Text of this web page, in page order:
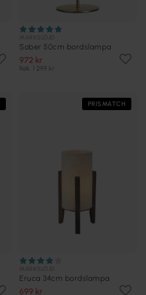
Sober 50cm bordslampa
972 kr
Rek. 1 299 kr
PRISMATCH
Eruca 34cm bordslampa
699 kr